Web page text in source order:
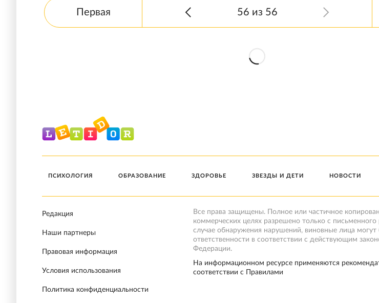
Первая 56 из 56
ПСИХОЛОГИЯ ОБРАЗОВАНИЕ ЗДОРОВЬЕ ЗВЕЗДЫ И ДЕТИ НОВОСТИ
Редакция
Наши партнеры
Правовая информация
Условия использования
Политика конфиденциальности
Все права защищены. Полное или частичное
коммерческих целях разрешено только с
случае обнаружения нарушений, виновные лица
ответственности в соответствии с действующим
Федерации.
На информационном ресурсе применяются
соответствии с Правилами